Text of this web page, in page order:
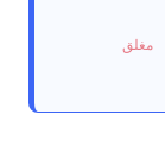
مغلق